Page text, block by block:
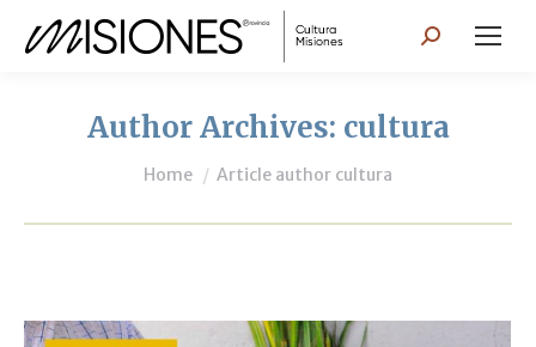
Search:
Author Archives: cultura
You are here:
Home Article author cultura